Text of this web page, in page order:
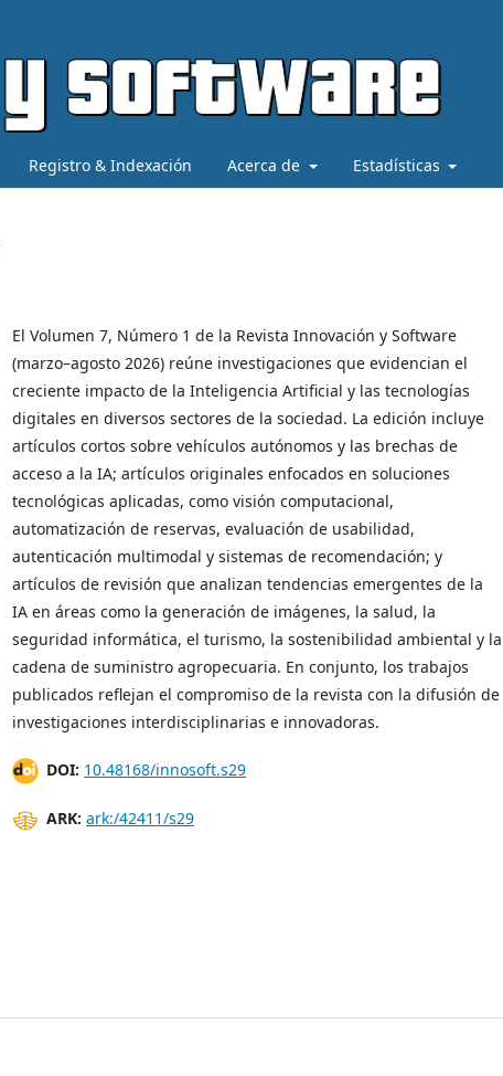
Registro & Indexación Acerca de Estadísticas
El Volumen 7, Número 1 de la Revista Innovación y Software
(marzo–agosto 2026) reúne investigaciones que evidencian el
creciente impacto de la Inteligencia Artificial y las tecnologías
digitales en diversos sectores de la sociedad. La edición incluye
artículos cortos sobre vehículos autónomos y las brechas de
acceso a la IA; artículos originales enfocados en soluciones
tecnológicas aplicadas, como visión computacional,
automatización de reservas, evaluación de usabilidad,
autenticación multimodal y sistemas de recomendación; y
artículos de revisión que analizan tendencias emergentes de la
IA en áreas como la generación de imágenes, la salud, la
seguridad informática, el turismo, la sostenibilidad ambiental y la
cadena de suministro agropecuaria. En conjunto, los trabajos
publicados reflejan el compromiso de la revista con la difusión de
investigaciones interdisciplinarias e innovadoras.
DOI: 10.48168/innosoft.s29
ARK:ark:/42411/s29